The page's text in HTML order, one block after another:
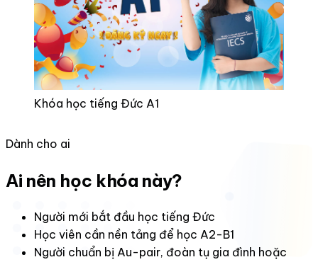
Khóa học tiếng Đức A1
Dành cho ai
Ai nên học khóa này?
Người mới bắt đầu học tiếng Đức
Học viên cần nền tảng để học A2-B1
Người chuẩn bị Au-pair, đoàn tụ gia đình hoặc